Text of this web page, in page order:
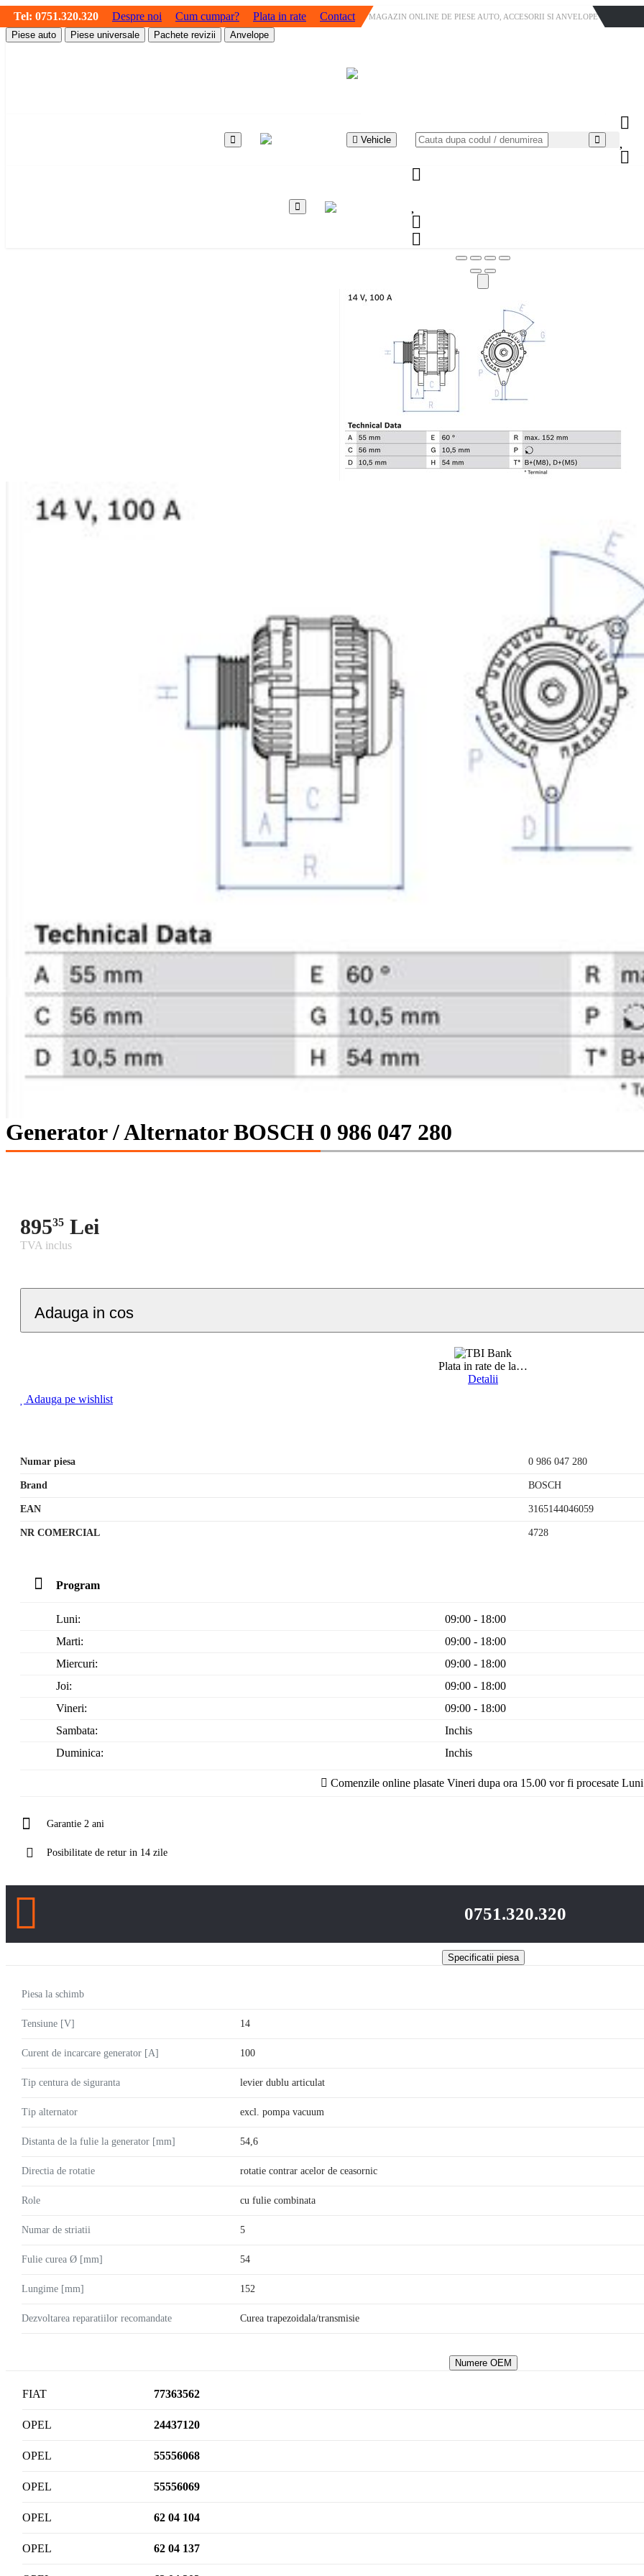
Tel:0751.320.320 Despre noi Cum cumpar? Plata in rate Contact MAGAZIN ONLINE DE PIESE AUTO, ACCESORII SI ANVELOPE
Piese auto Piese universale Pachete revizii Anvelope
Vehicle
Generator / Alternator BOSCH 0 986 047 280
89535 Lei
TVA inclus
Adauga in cos
Plata in rate de la…
Detalii
Adauga pe wishlist
Numar piesa 0 986 047 280
Brand BOSCH
EAN 3165144046059
NR COMERCIAL 4728
Program
Luni:
09:00 - 18:00
Marti:
09:00 - 18:00
Miercuri:
09:00 - 18:00
Joi:
09:00 - 18:00
Vineri:
09:00 - 18:00
Sambata:
Inchis
Duminica:
Inchis
Comenzile online plasate Vineri dupa ora 15.00 vor fi procesate
Garantie 2 ani
Posibilitate de retur in 14 zile
0751.320.320
Specificatii piesa
Piesa la schimb
Tensiune [V] 14
Curent de incarcare generator [A] 100
Tip centura de siguranta levier dublu articulat
Tip alternator excl. pompa vacuum
Distanta de la fulie la generator [mm] 54,6
Directia de rotatie rotatie contrar acelor de ceasornic
Role cu fulie combinata
Numar de striatii 5
Fulie curea Ø [mm] 54
Lungime [mm] 152
Dezvoltarea reparatiilor recomandate Curea trapezoidala/transmisie
Numere OEM
FIAT 77363562
OPEL 24437120
OPEL 55556068
OPEL 55556069
OPEL 62 04 104
OPEL 62 04 137